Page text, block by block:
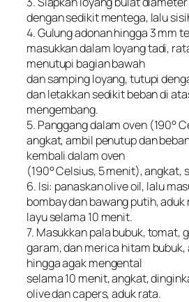
dengan sedikit mentega, lalu
4. Gulung adonan hingga 3 mm
masukkan dalam loyang tadi,
menutupi bagian bawah
dan samping loyang, tutupi
dan letakkan sedikit beban di
mengembang.
5. Panggang dalam oven (190°
angkat, ambil penutup dan
kembali dalam oven
(190° Celsius, 5 menit), angkat,
6. Isi: panaskan olive oil, lalu
bombay dan bawang putih,
layu selama 10 menit.
7. Masukkan pala bubuk, tomat,
garam, dan merica hitam
hingga agak mengental
selama 10 menit, angkat,
olive dan capers, aduk rata.